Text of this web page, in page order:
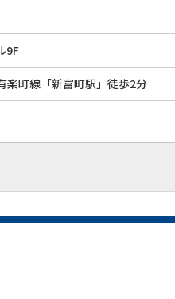
9F
楽町線「新富町駅」徒歩2分